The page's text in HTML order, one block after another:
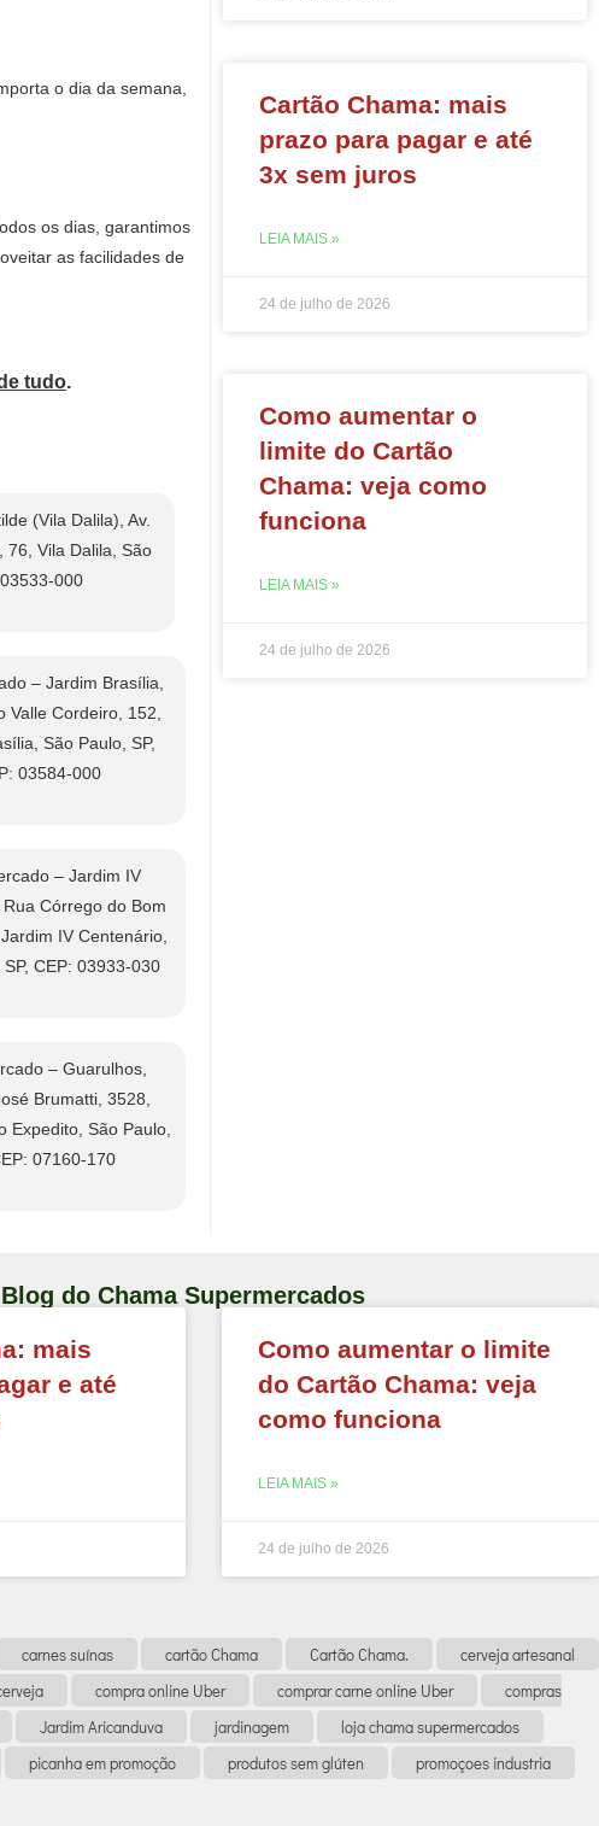
o dia da semana,
os dias, garantimos
as facilidades de
tudo.
(Vila Dalila), Av.
76, Vila Dalila, São
000
– Jardim Brasília,
Valle Cordeiro, 152,
São Paulo, SP,
03584-000
– Jardim IV
Córrego do Bom
IV Centenário,
CEP: 03933-030
– Guarulhos,
Brumatti, 3528,
Expedito, São Paulo,
07160-170
Cartão Chama: mais
prazo para pagar e até
3x sem juros
LEIA MAIS »
24 de julho de 2026
Como aumentar o
limite do Cartão
Chama: veja como
funciona
LEIA MAIS »
24 de julho de 2026
do Chama Supermercados
mais
e até
Como aumentar o limite
do Cartão Chama: veja
como funciona
LEIA MAIS »
24 de julho de 2026
carnes suínas cartão Chama Cartão Chama.
cerveja artesanal
compra online Uber comprar carne online Uber
compras
Jardim Aricanduva jardinagem
loja chama supermercados
picanha em promoção produtos sem glúten
promoçoes industria